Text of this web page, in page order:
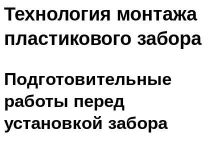
Технология монтажа
пластикового забора
Подготовительные
работы перед
установкой забора